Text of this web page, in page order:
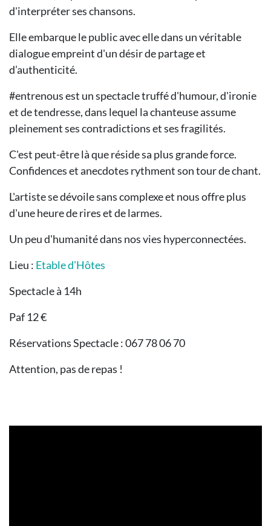
d'interpréter ses chansons.
Elle embarque le public avec elle dans un véritable
dialogue empreint d'un désir de partage et
d’authenticité.
#entrenous est un spectacle truffé d'humour, d'ironie
et de tendresse, dans lequel la chanteuse assume
pleinement ses contradictions et ses fragilités.
C'est peut-être là que réside sa plus grande force.
Confidences et anecdotes rythment son tour de chant.
L'artiste se dévoile sans complexe et nous offre plus
d'une heure de rires et de larmes.
Un peu d'humanité dans nos vies hyperconnectées.
Lieu : Etable d'Hôtes
Spectacle à 14h
Paf 12 €
Réservations Spectacle : 067 78 06 70
Attention, pas de repas !